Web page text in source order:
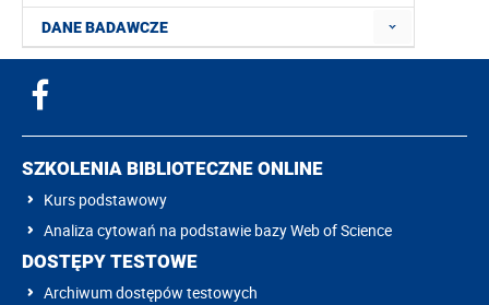
DANE BADAWCZE
SZKOLENIA BIBLIOTECZNE ONLINE
Kurs podstawowy
Analiza cytowań na podstawie bazy Web of Science
DOSTĘPY TESTOWE
Archiwum dostępów testowych